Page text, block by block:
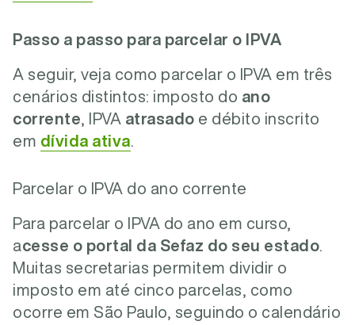
Passo a passo para parcelar o IPVA
A seguir, veja como parcelar o IPVA em três
cenários distintos: imposto do ano
corrente , IPVA atrasado e débito inscrito
em dívida ativa
Parcelar o IPVA do ano corrente
Para parcelar o IPVA do ano em curso,
acesse o portal da Sefaz do seu estado
Muitas secretarias permitem dividir o
imposto em até cinco parcelas, como
ocorre em São Paulo, seguindo o calendário